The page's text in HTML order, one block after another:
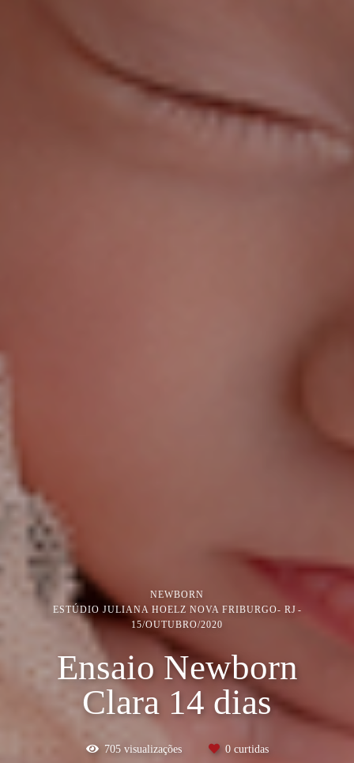
NEWBORN
ESTÚDIO JULIANA HOELZ NOVA FRIBURGO- RJ
15/OUTUBRO/2020
Ensaio Newborn
Clara 14 dias
705visualizações 0curtidas